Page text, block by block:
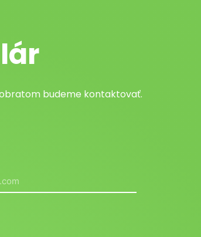
budeme kontaktovať.